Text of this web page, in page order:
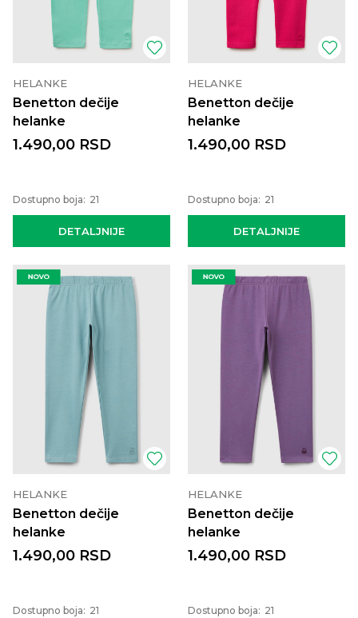
HELANKE
Benetton dečije
helanke
DETALJNIJE
1.490,00 RSD
Dostupno boja: 21
HELANKE
Benetton dečije
helanke
DETALJNIJE
1.490,00 RSD
Dostupno boja: 21
HELANKE
Benetton dečije
helanke
1.490,00 RSD
Dostupno boja: 21
HELANKE
Benetton dečije
helanke
1.490,00 RSD
Dostupno boja: 21